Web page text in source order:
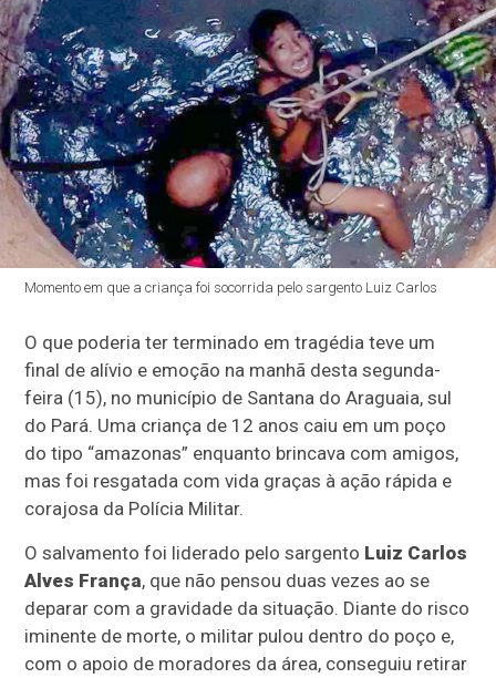
Momento em que a criança foi socorrida pelo sargento Luiz Carlos
O que poderia ter terminado em tragédia teve um
final de alívio e emoção na manhã desta segunda-
feira (15), no município de Santana do Araguaia, sul
do Pará. Uma criança de 12 anos caiu em um poço
do tipo “amazonas” enquanto brincava com amigos,
mas foi resgatada com vida graças à ação rápida e
corajosa da Polícia Militar.
O salvamento foi liderado pelo sargento Luiz Carlos
Alves França, que não pensou duas vezes ao se
deparar com a gravidade da situação. Diante do risco
iminente de morte, o militar pulou dentro do poço e,
com o apoio de moradores da área, conseguiu retirar